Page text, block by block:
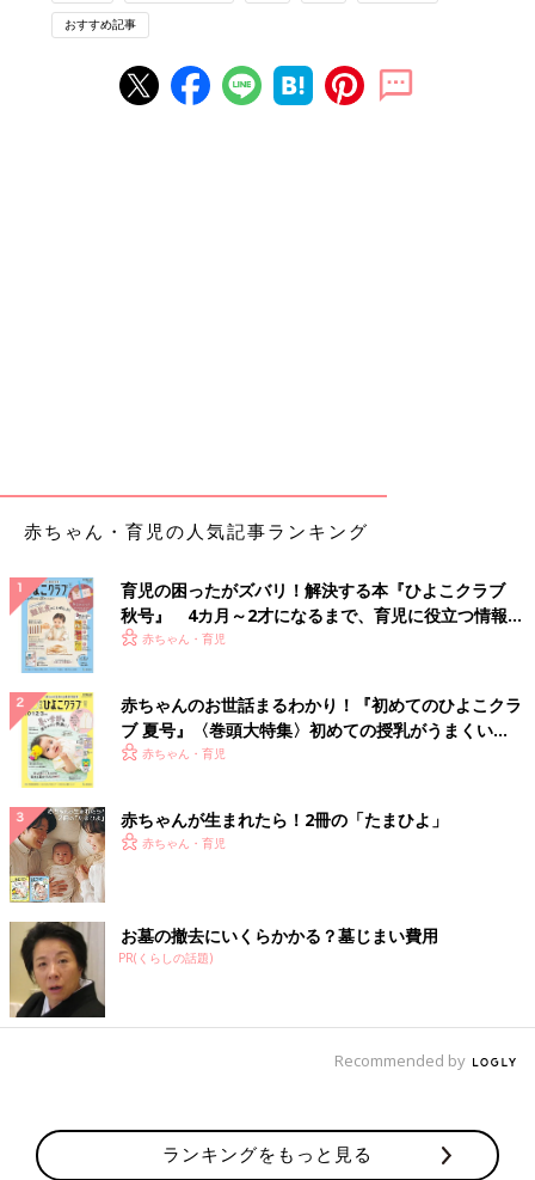
おすすめ記事
赤ちゃん・育児の人気記事ランキング
育児の困ったがズバリ！解決する本『ひよこクラブ
秋号』 4カ月～2才になるまで、育児に役立つ情報が
いっぱい！
赤ちゃん・育児
赤ちゃんのお世話まるわかり！『初めてのひよこクラ
ブ 夏号』〈巻頭大特集〉初めての授乳がうまくい
く！ おっぱい・ミルクの基本と夏のトラブル 解決テ
赤ちゃん・育児
赤ちゃんが生まれたら！2冊の「たまひよ」
赤ちゃん・育児
お墓の撤去にいくらかかる？墓じまい費用
PR(くらしの話題)
Recommended by
ランキングをもっと見る